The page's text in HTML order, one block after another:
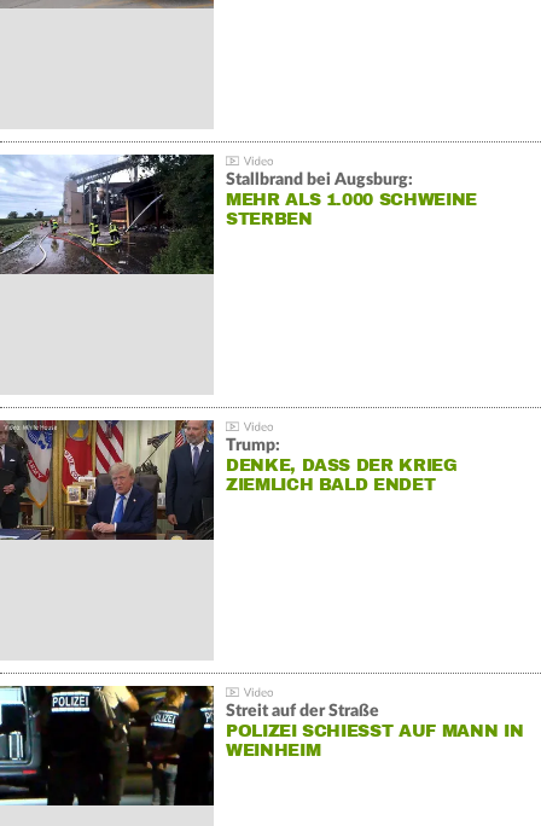
Stallbrand bei Augsburg:
MEHR ALS 1.000 SCHWEINE
STERBEN
Trump:
DENKE, DASS DER KRIEG
ZIEMLICH BALD ENDET
Streit auf der Straße
POLIZEI SCHIESST AUF MANN IN W
EINHEIM